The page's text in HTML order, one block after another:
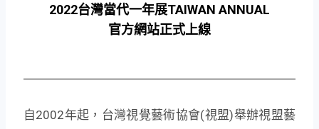
2022台灣當代一年展TAIWAN ANNUAL
官方網站正式上線
自2002年起，台灣視覺藝術協會(視盟)舉辦視盟藝